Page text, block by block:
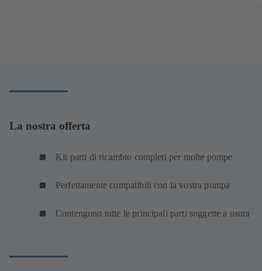
La nostra offerta
Kit parti di ricambio completi per molte pompe
Perfettamente compatibili con la vostra pompa
Contengono tutte le principali parti soggette a usura